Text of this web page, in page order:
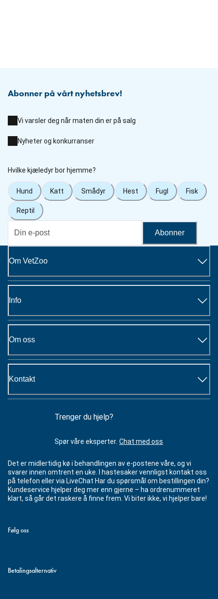
Abonner på vårt nyhetsbrev!
Vi varsler deg når maten din er på salg
Nyheter og konkurranser
Hvilke kjæledyr bor hjemme?
Hund Katt Smådyr Hest Fugl Fisk
Reptil
Abonner
Om VetZoo
Info
Om oss
Kontakt
Trenger du hjelp?
Spør våre eksperter. Chat med oss
Det er midlertidig kø i behandlingen av e-postene våre, og vi
svarer innen omtrent en uke. I hastesaker vennligst kontakt oss
på telefon eller via LiveChat Har du spørsmål om bestillingen din?
Kundeservice hjelper deg mer enn gjerne – ha ordrenummeret
klart, så går det raskere å finne frem. Vi biter ikke, vi hjelper bare!
Følg oss
Betalingsalternativ